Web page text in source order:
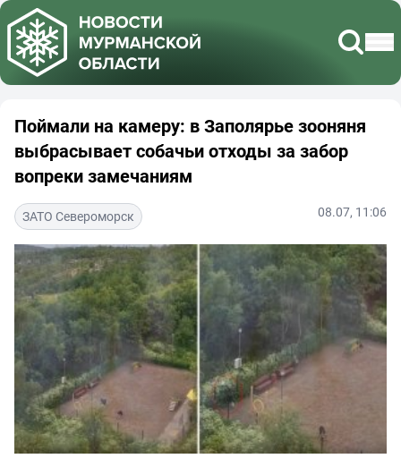
Поймали на камеру: в Заполярье зооняня
выбрасывает собачьи отходы за забор
вопреки замечаниям
ЗАТО Североморск 08.07, 11:06